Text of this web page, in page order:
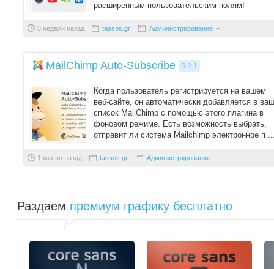
расширенным пользовательским полям!
3 недели назад tassos.gr Администрирование
MailChimp Auto-Subscribe 5.2.1
Когда пользователь регистрируется на вашем
веб-сайте, он автоматически добавляется в ваш
список MailChimp с помощью этого плагина в
фоновом режиме. Есть возможность выбрать,
отправит ли система Mailchimp электронное п
1 месяц назад tassos.gr Администрирование
Раздаем премиум графику бесплатно